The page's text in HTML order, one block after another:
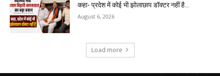
कहा- प्रदेश में कोई भी झोलाछाप डॉक्टर नहीं है…
August 6, 2026
Load more